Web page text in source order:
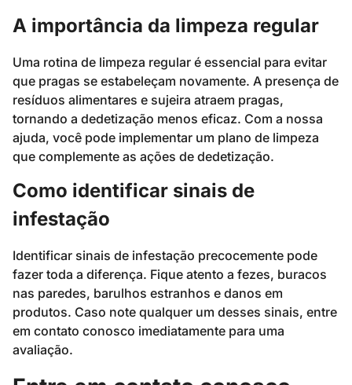
A importância da limpeza regular
Uma rotina de limpeza regular é essencial para evitar
que pragas se estabeleçam novamente. A presença de
resíduos alimentares e sujeira atraem pragas,
tornando a dedetização menos eficaz. Com a nossa
ajuda, você pode implementar um plano de limpeza
que complemente as ações de dedetização.
Como identificar sinais de
infestação
Identificar sinais de infestação precocemente pode
fazer toda a diferença. Fique atento a fezes, buracos
nas paredes, barulhos estranhos e danos em
produtos. Caso note qualquer um desses sinais, entre
em contato conosco imediatamente para uma
avaliação.